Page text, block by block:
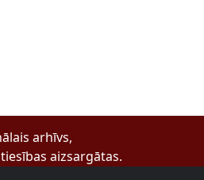
arhīvs,
aizsargātas.